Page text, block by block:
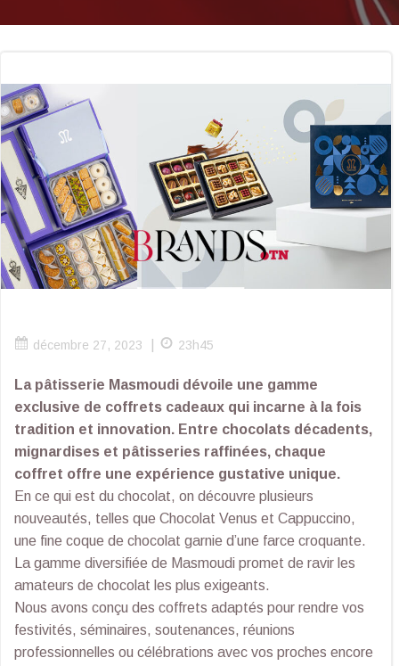
décembre 27, 2023 23h45
La pâtisserie Masmoudi dévoile une gamme
exclusive de coffrets cadeaux qui incarne à la fois
tradition et innovation. Entre chocolats décadents,
mignardises et pâtisseries raffinées, chaque
coffret offre une expérience gustative unique.
En ce qui est du chocolat, on découvre plusieurs
nouveautés, telles que Chocolat Venus et Cappuccino,
une fine coque de chocolat garnie d’une farce croquante.
La gamme diversifiée de Masmoudi promet de ravir les
amateurs de chocolat les plus exigeants.
Nous avons conçu des coffrets adaptés pour rendre vos
festivités, séminaires, soutenances, réunions
professionnelles ou célébrations avec vos proches encore